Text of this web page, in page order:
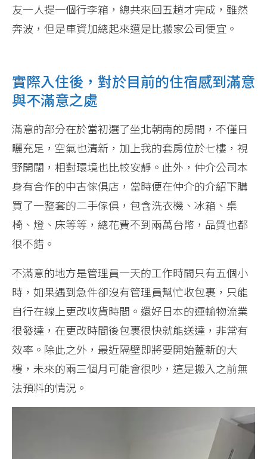
友一人提一個行李箱，總共來回五趟才完成，雖然
奔波，但是車資加總起來還是比搬家公司便宜。
實際入住後，對於目前的住宿感到滿意
與不滿意之處
滿意的部分在於當初選了坐北朝南的房間，不僅日
曬充足，空氣也清新，加上我的套房位於七樓，視
野開闊，相對環境也比較安靜。此外，仲介公司本
身有合作的中古傢俱店，當時便在仲介的介紹下購
買了一整套的二手傢俱，包含洗衣機、冰箱、桌
椅、燈、床等等，總花費不到兩萬台幣，品質也都
很不錯。
不滿意的地方是管理員一天的工作時間只有五個小
時，如果遇到急件卻沒有管理員幫忙收包裹，只能
自行在線上更改收貨時間。還好日本的運輸物流業
很發達，在更改時間後包裹很快就能送達，非常有
效率。除此之外，最近隔壁即將要開始蓋新的大
樓，未來的兩三個月可能會很吵，這是搬入之前無
法預料的情況。